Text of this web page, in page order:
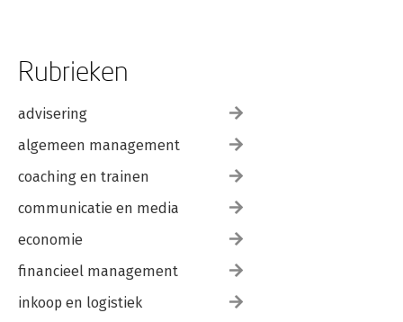
Rubrieken
advisering
algemeen management
coaching en trainen
communicatie en media
economie
financieel management
inkoop en logistiek